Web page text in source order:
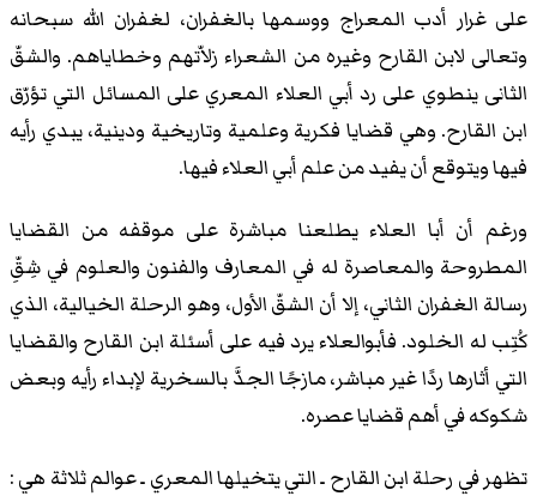
على غرار أدب المعراج ووسمها بالغفران، لغفران الله سبحانه
وتعالى لابن القارح وغيره من الشعراء زلاّتهم وخطاياهم. والشقّ
الثانى ينطوي على رد أبي العلاء المعري على المسائل التي تؤرّق
ابن القارح. وهي قضايا فكرية وعلمية وتاريخية ودينية، يبدي رأيه
فيها ويتوقع أن يفيد من علم أبي العلاء فيها.
ورغم أن أبا العلاء يطلعنا مباشرة على موقفه من القضايا
المطروحة والمعاصرة له في المعارف والفنون والعلوم في شِقِّ
رسالة الغفران الثاني، إلا أن الشقّ الأول، وهو الرحلة الخيالية، الذي
كُتِب له الخلود. فأبوالعلاء يرد فيه على أسئلة ابن القارح والقضايا
التي أثارها ردًا غير مباشر، مازجًا الجدَّ بالسخرية لإبداء رأيه وبعض
شكوكه في أهم قضايا عصره.
تظهر في رحلة ابن القارح ـ التي يتخيلها المعري ـ عوالم ثلاثة هي :